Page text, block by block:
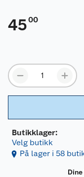
4500
Butikklager:
Velg butikk
På lager i 58